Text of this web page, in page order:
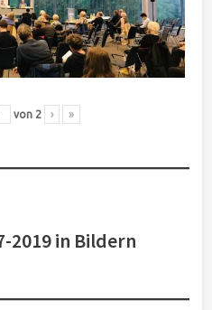
von 2 › »
2019 in Bildern